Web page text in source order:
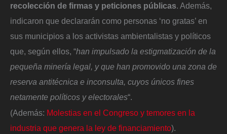
recolección de firmas y peticiones públicas. Además,
indicaron que declararán como personas ‘no gratas’ en
sus municipios a los activistas ambientalistas y políticos
que, según ellos, “han impulsado la estigmatización de la
pequeña minería legal, y que han promovido una zona de
reserva antitécnica e inconsulta, cuyos únicos fines
netamente políticos y electorales“.
(Además: Molestias en el Congreso y temores en la
industria que genera la ley de financiamiento).